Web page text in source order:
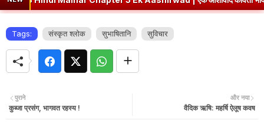
Tags: संस्कृत श्लोक सुभाषितानि सुविचार
और नया
वैदिक ऋषि: महर्षि ऐलूष कवष
पुराने
कुब्जा प्रसंग, भागवत रहस्य !